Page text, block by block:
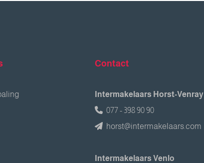
Contact
Intermakelaars Horst-Venray
077 - 398 90 90
horst@intermakelaars.com
Intermakelaars Venlo